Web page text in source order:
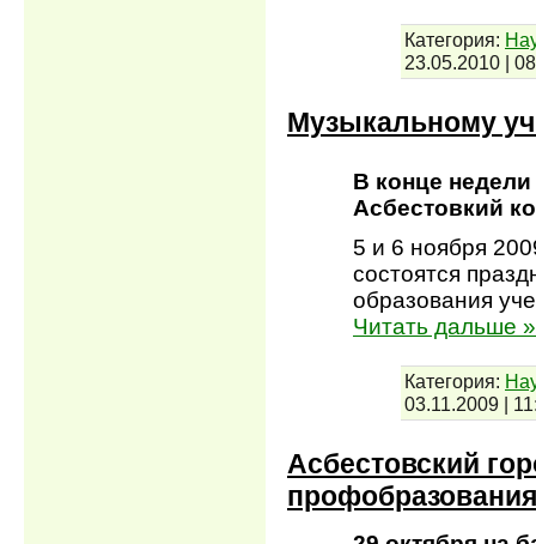
Категория:
23.05.2010 |
Музыкальному
В конце недели
Асбестовкий
5 и 6 ноября
состоятся
образования
Читать дальше »
Категория:
03.11.2009 |
Асбестовский
профобразования